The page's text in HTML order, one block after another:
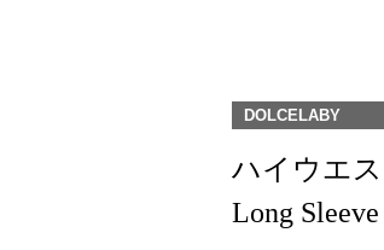
DOLCELABY
ハイウエス
Long Sleeve